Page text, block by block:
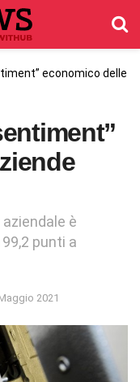
economico delle
è
punti a
2021